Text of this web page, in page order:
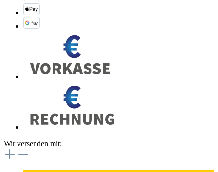
Wir versenden mit: